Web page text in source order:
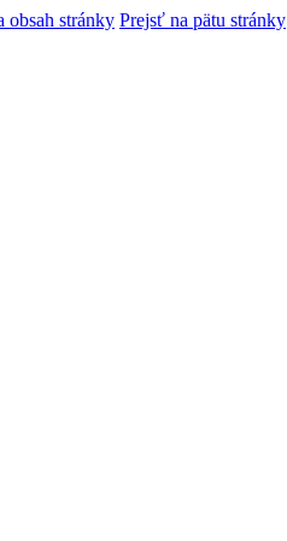
obsah stránky Prejsť na pätu stránky